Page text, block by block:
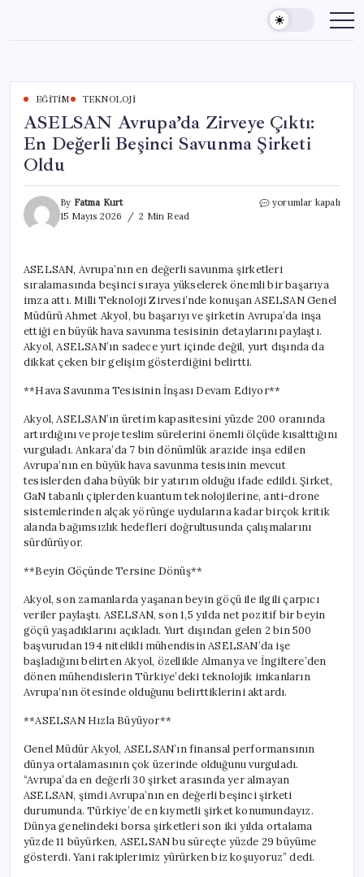
content
EĞITIM TEKNOLOJI
ASELSAN Avrupa’da Zirveye Çıktı:
En Değerli Beşinci Savunma Şirketi
Oldu
By Fatma Kurt
15 Mayıs 2026
2 Min Read
ASELSAN
Değerli
Beşinci
Savunma
Şirketi
Oldu
için
yorumlar kapalı
ASELSAN, Avrupa’nın en değerli savunma şirketleri
sıralamasında beşinci sıraya yükselerek önemli bir başarıya
imza attı. Milli Teknoloji Zirvesi’nde konuşan ASELSAN Genel
Müdürü Ahmet Akyol, bu başarıyı ve şirketin Avrupa’da inşa
ettiği en büyük hava savunma tesisinin detaylarını paylaştı.
Akyol, ASELSAN’ın sadece yurt içinde değil, yurt dışında da
dikkat çeken bir gelişim gösterdiğini belirtti.
**Hava Savunma Tesisinin İnşası Devam Ediyor**
Akyol, ASELSAN’ın üretim kapasitesini yüzde 200 oranında
artırdığını ve proje teslim sürelerini önemli ölçüde kısalttığını
vurguladı. Ankara’da 7 bin dönümlük arazide inşa edilen
Avrupa’nın en büyük hava savunma tesisinin mevcut
tesislerden daha büyük bir yatırım olduğu ifade edildi. Şirket,
GaN tabanlı çiplerden kuantum teknolojilerine, anti-drone
sistemlerinden alçak yörünge uydularına kadar birçok kritik
alanda bağımsızlık hedefleri doğrultusunda çalışmalarını
sürdürüyor.
**Beyin Göçünde Tersine Dönüş**
Akyol, son zamanlarda yaşanan beyin göçü ile ilgili çarpıcı
veriler paylaştı. ASELSAN, son 1,5 yılda net pozitif bir beyin
göçü yaşadıklarını açıkladı. Yurt dışından gelen 2 bin 500
başvurudan 194 nitelikli mühendisin ASELSAN’da işe
başladığını belirten Akyol, özellikle Almanya ve İngiltere’den
dönen mühendislerin Türkiye’deki teknolojik imkanların
Avrupa’nın ötesinde olduğunu belirttiklerini aktardı.
**ASELSAN Hızla Büyüyor**
Genel Müdür Akyol, ASELSAN’ın finansal performansının
dünya ortalamasının çok üzerinde olduğunu vurguladı.
“Avrupa’da en değerli 30 şirket arasında yer almayan
ASELSAN, şimdi Avrupa’nın en değerli beşinci şirketi
durumunda. Türkiye’de en kıymetli şirket konumundayız.
Dünya genelindeki borsa şirketleri son iki yılda ortalama
yüzde 11 büyürken, ASELSAN bu süreçte yüzde 29 büyüme
gösterdi. Yani rakiplerimiz yürürken biz koşuyoruz” dedi.